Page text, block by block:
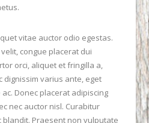
vitae auctor odio egestas.
congue placerat dui
orci, aliquet et fringilla a,
dignissim varius ante, eget
Donec placerat adipiscing
nec auctor nisl. Curabitur
Praesent non vulputate